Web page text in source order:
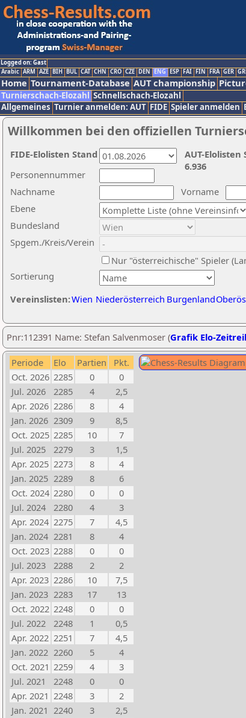
Logged on: Gast
Arabic ARM AZE BIH BUL CAT CHN CRO CZE DEN ENG ESP FAI FIN FRA GER
Home Tournament-Database AUT championship
Turnierschach-Elozahl Schnellschach-Elozahl
Allgemeines Turnier anmelden: AUT FIDE Spieler anmelden
Willkommen bei den offiziellen
Nachname
Vorname
Ebene
Sortierung
Personennummer
Bundesland
Spgem./Kreis/Verein
Nur "österreichische" Spieler
Vereinslisten:Wien Niederösterreich Burgenland
AUT-Elolisten
6.936
FIDE-Elolisten Stand
Pnr:112391 Name: Stefan Salvenmoser (Grafik Elo-
Periode Elo Partien
Pkt.
Oct. 2026 2285 0
0
Jul. 2026
2285 4
2,5
Apr. 2026 2286 8
4
Jan. 2026 2309 9
8,5
Oct. 2025 2285 10
7
Jul. 2025
2279 3
1,5
Apr. 2025 2273 8
4
Jan. 2025 2289 8
6
Oct. 2024 2280 0
0
Jul. 2024
2280 4
3
Apr. 2024 2275 7
4,5
Jan. 2024 2281 8
4
Oct. 2023 2288 0
0
Jul. 2023
2288 2
2
Apr. 2023 2286 10
7,5
Jan. 2023 2283 17
13
Oct. 2022 2248 0
0
Jul. 2022
2248 1
0,5
Apr. 2022 2251 7
4,5
Jan. 2022 2260 5
4
Oct. 2021 2259 4
3
Jul. 2021
2248 0
0
Apr. 2021 2248 3
2
Jan. 2021 2240 3
2,5